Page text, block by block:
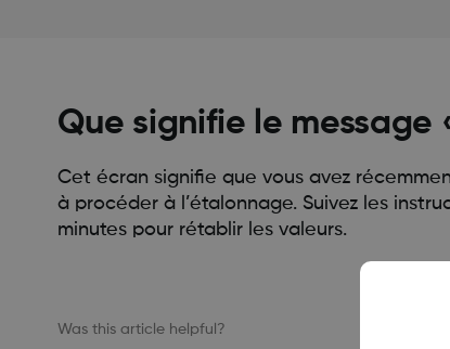
Que signifie le message
Cet écran signifie que vous avez
à procéder à l’étalonnage. Suivez les
minutes pour rétablir les valeurs.
Was this article helpful?